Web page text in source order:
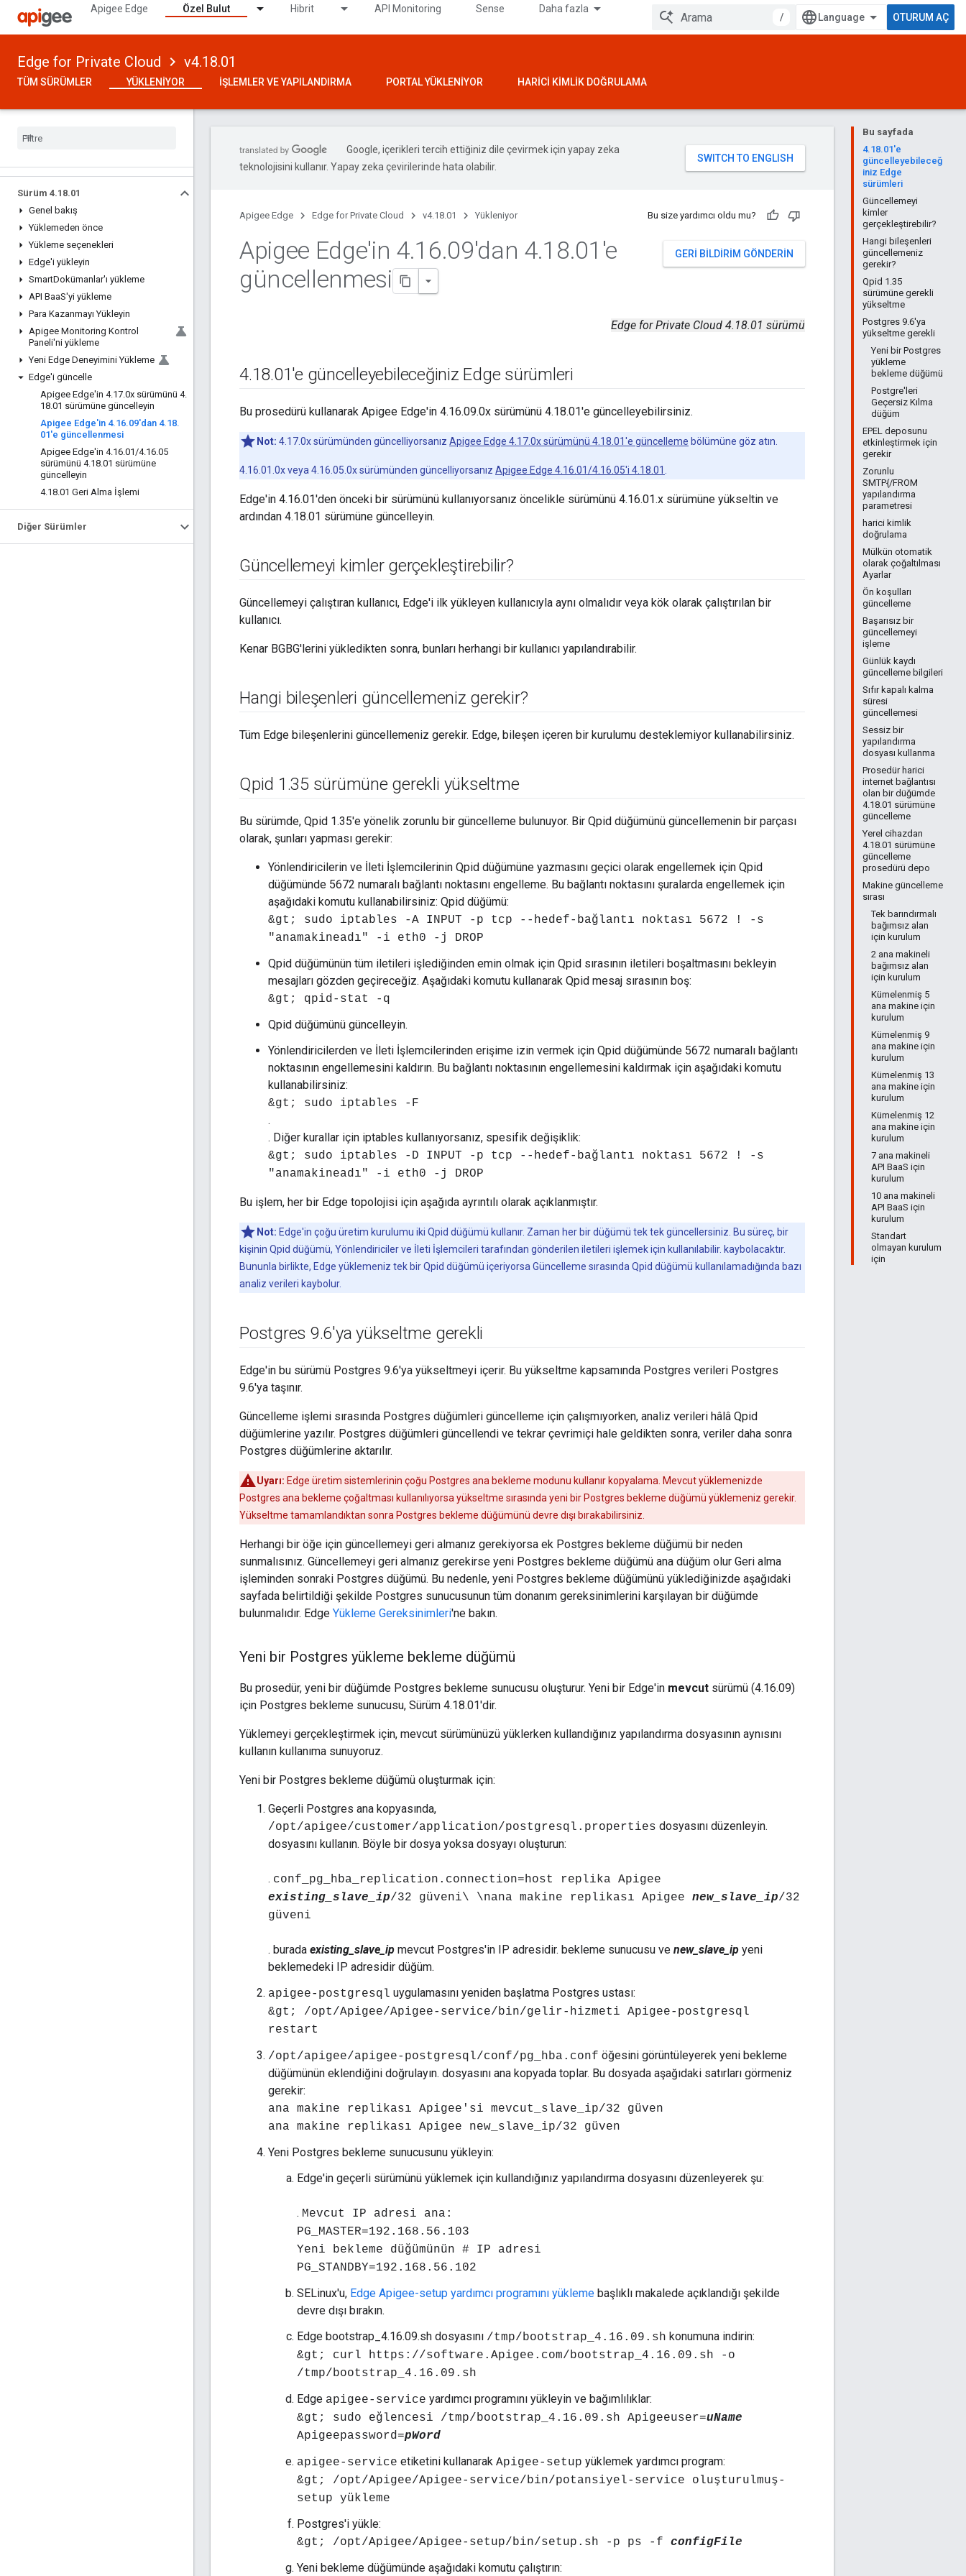
Apigee Edge Özel Bulut Hibrit API Monitoring Sense Daha fazla
/ OTURUM AÇ
Edge for Private Cloud v4.18.01
TÜM SÜRÜMLER YÜKLENIYOR İŞLEMLER VE YAPILANDIRMA PORTAL YÜKLENIYOR HARICI KIMLIK DOĞRULAMA
Sürüm 4.18.01
Genel bakış
Yüklemeden önce
Yükleme seçenekleri
Edge'i yükleyin
SmartDokümanlar'ı yükleme
API BaaS'yi yükleme
Para Kazanmayı Yükleyin
Apigee Monitoring Kontrol
Paneli'ni yükleme
Yeni Edge Deneyimini Yükleme
Edge'i güncelle
Apigee Edge'in 4.17.0x sürümünü 4.
18.01 sürümüne güncelleyin
Apigee Edge'in 4.16.09'dan 4.18.
01'e güncellenmesi
Apigee Edge'in 4.16.01/4.16.05
sürümünü 4.18.01 sürümüne
güncelleyin
4.18.01 Geri Alma İşlemi
Diğer Sürümler
Bu sayfada
4.18.01'e
güncelleyebileceğ
iniz Edge
sürümleri
Güncellemeyi
kimler
gerçekleştirebilir?
Hangi bileşenleri
güncellemeniz
gerekir?
Qpid 1.35
sürümüne gerekli
yükseltme
Postgres 9.6'ya
yükseltme gerekli
Yeni bir Postgres
yükleme
bekleme düğümü
Postgre'leri
Geçersiz Kılma
düğüm
EPEL deposunu
etkinleştirmek için
gerekir
Zorunlu
SMTP{/FROM
yapılandırma
parametresi
harici kimlik
doğrulama
Mülkün otomatik
olarak çoğaltılması
Ayarlar
Ön koşulları
güncelleme
Başarısız bir
güncellemeyi
işleme
Günlük kaydı
güncelleme bilgileri
Sıfır kapalı kalma
süresi
güncellemesi
Sessiz bir
yapılandırma
dosyası kullanma
Prosedür harici
internet bağlantısı
olan bir düğümde
4.18.01 sürümüne
güncelleme
Yerel cihazdan
4.18.01 sürümüne
güncelleme
prosedürü depo
Makine güncelleme
sırası
Tek barındırmalı
bağımsız alan
için kurulum
2 ana makineli
bağımsız alan
için kurulum
Kümelenmiş 5
ana makine için
kurulum
Kümelenmiş 9
ana makine için
kurulum
Kümelenmiş 13
ana makine için
kurulum
Kümelenmiş 12
ana makine için
kurulum
7 ana makineli
API BaaS için
kurulum
10 ana makineli
API BaaS için
kurulum
Standart
olmayan kurulum
için
Google, içerikleri tercih ettiğiniz dile çevirmek için yapay zeka
teknolojisini kullanır. Yapay zeka çevirilerinde hata olabilir.
Apigee Edge Edge for Private Cloud v4.18.01 Yükleniyor Bu size yardımcı oldu mu?
GERI BILDIRIM GÖNDERIN
Apigee Edge'in 4.16.09'dan 4.18.01'e
güncellenmesi
Edge for Private Cloud 4.18.01 sürümü
4.18.01'e güncelleyebileceğiniz Edge sürümleri
Bu prosedürü kullanarak Apigee Edge'in 4.16.09.0x sürümünü 4.18.01'e güncelleyebilirsiniz.
Not: 4.17.0x sürümünden güncelliyorsanız Apigee Edge 4.17.0x sürümünü 4.18.01'e güncelleme bölümüne göz atın.
4.16.01.0x veya 4.16.05.0x sürümünden güncelliyorsanız Apigee Edge 4.16.01/4.16.05'i 4.18.01
Edge'in 4.16.01'den önceki bir sürümünü kullanıyorsanız öncelikle sürümünü 4.16.01.x sürümüne yükseltin ve
ardından 4.18.01 sürümüne güncelleyin.
Güncellemeyi kimler gerçekleştirebilir?
Güncellemeyi çalıştıran kullanıcı, Edge'i ilk yükleyen kullanıcıyla aynı olmalıdır veya kök olarak çalıştırılan bir
kullanıcı.
Kenar BGBG'lerini yükledikten sonra, bunları herhangi bir kullanıcı yapılandırabilir.
Hangi bileşenleri güncellemeniz gerekir?
Tüm Edge bileşenlerini güncellemeniz gerekir. Edge, bileşen içeren bir kurulumu desteklemiyor kullanabilirsiniz.
Qpid 1.35 sürümüne gerekli yükseltme
Bu sürümde, Qpid 1.35'e yönelik zorunlu bir güncelleme bulunuyor. Bir Qpid düğümünü güncellemenin bir parçası
olarak, şunları yapması gerekir:
Yönlendiricilerin ve İleti İşlemcilerinin Qpid düğümüne yazmasını geçici olarak engellemek için Qpid
düğümünde 5672 numaralı bağlantı noktasını engelleme. Bu bağlantı noktasını şuralarda engellemek için
aşağıdaki komutu kullanabilirsiniz: Qpid düğümü:
&gt; sudo iptables -A INPUT -p tcp --hedef-bağlantı noktası 5672 ! -s
"anamakineadı" -i eth0 -j DROP
Qpid düğümünün tüm iletileri işlediğinden emin olmak için Qpid sırasının iletileri boşaltmasını bekleyin
mesajları gözden geçireceğiz. Aşağıdaki komutu kullanarak Qpid mesaj sırasının boş:
&gt; qpid-stat -q
Qpid düğümünü güncelleyin.
Yönlendiricilerden ve İleti İşlemcilerinden erişime izin vermek için Qpid düğümünde 5672 numaralı bağlantı
noktasının engellemesini kaldırın. Bu bağlantı noktasının engellemesini kaldırmak için aşağıdaki komutu
kullanabilirsiniz:
&gt; sudo iptables -F
.
. Diğer kurallar için iptables kullanıyorsanız, spesifik değişiklik:
&gt; sudo iptables -D INPUT -p tcp --hedef-bağlantı noktası 5672 ! -s
"anamakineadı" -i eth0 -j DROP
Bu işlem, her bir Edge topolojisi için aşağıda ayrıntılı olarak açıklanmıştır.
Not: Edge'in çoğu üretim kurulumu iki Qpid düğümü kullanır. Zaman her bir düğümü tek tek güncellersiniz. Bu süreç, bir
kişinin Qpid düğümü, Yönlendiriciler ve İleti İşlemcileri tarafından gönderilen iletileri işlemek için kullanılabilir. kaybolacaktır.
Bununla birlikte, Edge yüklemeniz tek bir Qpid düğümü içeriyorsa Güncelleme sırasında Qpid düğümü kullanılamadığında bazı
analiz verileri kaybolur.
Postgres 9.6'ya yükseltme gerekli
Edge'in bu sürümü Postgres 9.6'ya yükseltmeyi içerir. Bu yükseltme kapsamında Postgres verileri Postgres
9.6'ya taşınır.
Güncelleme işlemi sırasında Postgres düğümleri güncelleme için çalışmıyorken, analiz verileri hâlâ Qpid
düğümlerine yazılır. Postgres düğümleri güncellendi ve tekrar çevrimiçi hale geldikten sonra, veriler daha sonra
Postgres düğümlerine aktarılır.
Uyarı: Edge üretim sistemlerinin çoğu Postgres ana bekleme modunu kullanır kopyalama. Mevcut yüklemenizde
Postgres ana bekleme çoğaltması kullanılıyorsa yükseltme sırasında yeni bir Postgres bekleme düğümü yüklemeniz gerekir.
Yükseltme tamamlandıktan sonra Postgres bekleme düğümünü devre dışı bırakabilirsiniz.
Herhangi bir öğe için güncellemeyi geri almanız gerekiyorsa ek Postgres bekleme düğümü bir neden
sunmalısınız. Güncellemeyi geri almanız gerekirse yeni Postgres bekleme düğümü ana düğüm olur Geri alma
işleminden sonraki Postgres düğümü. Bu nedenle, yeni Postgres bekleme düğümünü yüklediğinizde aşağıdaki
sayfada belirtildiği şekilde Postgres sunucusunun tüm donanım gereksinimlerini karşılayan bir düğümde
bulunmalıdır. Edge Yükleme Gereksinimleri'ne bakın.
Yeni bir Postgres yükleme bekleme düğümü
Bu prosedür, yeni bir düğümde Postgres bekleme sunucusu oluşturur. Yeni bir Edge'in mevcut sürümü (4.16.09)
için Postgres bekleme sunucusu, Sürüm 4.18.01'dir.
Yüklemeyi gerçekleştirmek için, mevcut sürümünüzü yüklerken kullandığınız yapılandırma dosyasının aynısını
kullanın kullanıma sunuyoruz.
Yeni bir Postgres bekleme düğümü oluşturmak için:
Geçerli Postgres ana kopyasında,
/opt/apigee/customer/application/postgresql.properties dosyasını düzenleyin.
dosyasını kullanın. Böyle bir dosya yoksa dosyayı oluşturun:
. conf_pg_hba_replication.connection=host replika Apigee
existing_slave_ip/32 güveni\ \nana makine replikası Apigee new_slave_ip/32
güveni
. burada existing_slave_ip mevcut Postgres'in IP adresidir. bekleme sunucusu ve new_slave_ip yeni
beklemedeki IP adresidir düğüm.
apigee-postgresql uygulamasını yeniden başlatma Postgres ustası:
&gt; /opt/Apigee/Apigee-service/bin/gelir-hizmeti Apigee-postgresql
restart
/opt/apigee/apigee-postgresql/conf/pg_hba.conf öğesini görüntüleyerek yeni bekleme
düğümünün eklendiğini doğrulayın. dosyasını ana kopyada toplar. Bu dosyada aşağıdaki satırları görmeniz
gerekir:
ana makine replikası Apigee'si mevcut_slave_ip/32 güven
ana makine replikası Apigee new_slave_ip/32 güven
Yeni Postgres bekleme sunucusunu yükleyin:
Edge'in geçerli sürümünü yüklemek için kullandığınız yapılandırma dosyasını düzenleyerek şu:
. Mevcut IP adresi ana:
PG_MASTER=192.168.56.103
Yeni bekleme düğümünün # IP adresi
PG_STANDBY=192.168.56.102
SELinux'u, Edge Apigee-setup yardımcı programını yükleme başlıklı makalede açıklandığı şekilde
devre dışı bırakın.
Edge bootstrap_4.16.09.sh dosyasını /tmp/bootstrap_4.16.09.sh konumuna indirin:
&gt; curl https://software.Apigee.com/bootstrap_4.16.09.sh -o
/tmp/bootstrap_4.16.09.sh
Edge apigee-service yardımcı programını yükleyin ve bağımlılıklar:
&gt; sudo eğlencesi /tmp/bootstrap_4.16.09.sh Apigeeuser=uName
Apigeepassword=pWord
apigee-service etiketini kullanarak Apigee-setup yüklemek yardımcı program:
&gt; /opt/Apigee/Apigee-service/bin/potansiyel-service oluşturulmuş-
setup yükleme
Postgres'i yükle:
&gt; /opt/Apigee/Apigee-setup/bin/setup.sh -p ps -f configFile
Yeni bekleme düğümünde aşağıdaki komutu çalıştırın: